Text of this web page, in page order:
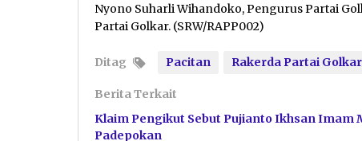
Nyono Suharli Wihandoko, Pengurus Partai
Partai Golkar. (SRW/RAPP002)
Ditag Pacitan Rakerda Partai Golkar
Berita Terkait
Klaim Pengikut Sebut Pujianto Ikhsan Imam
Padepokan